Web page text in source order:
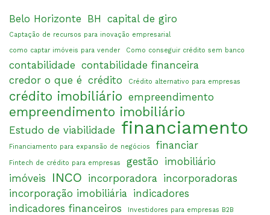
Belo Horizonte BH capital de giro
Captação de recursos para inovação empresarial
como captar imóveis para vender
Como conseguir crédito sem banco
contabilidade contabilidade financeira
credor o que é crédito Crédito alternativo para empresas
crédito imobiliário empreendimento
empreendimento imobiliário
Estudo de viabilidade financiamento
Financiamento para expansão de negócios financiar
Fintech de crédito para empresas gestão imobiliário
imóveis
INCO incorporadora incorporadoras
incorporação imobiliária indicadores
indicadores financeiros
Investidores para empresas B2B